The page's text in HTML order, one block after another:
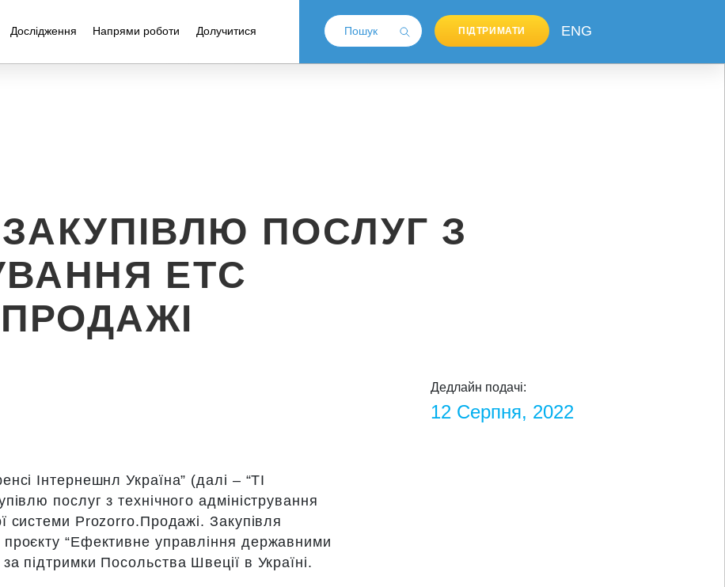
Дослідження Напрями роботи Долучитися ПІДТРИМАТИ ENG
ПОСЛУГ З
ЕТС
Дедлайн подачі:
12 Серпня, 2022
Інтернешнл Україна” (далі – “TI
послуг з технічного адміністрування
системи Prozorro.Продажі. Закупівля
“Ефективне управління державними
підтримки Посольства Швеції в Україні.